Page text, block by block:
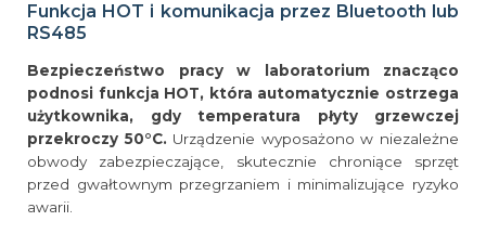
Funkcja HOT i komunikacja przez Bluetooth lub
RS485
Bezpieczeństwo pracy w laboratorium znacząco
podnosi funkcja HOT, która automatycznie ostrzega
użytkownika, gdy temperatura płyty grzewczej
przekroczy 50°C. Urządzenie wyposażono w niezależne
obwody zabezpieczające, skutecznie chroniące sprzęt
przed gwałtownym przegrzaniem i minimalizujące ryzyko
awarii.